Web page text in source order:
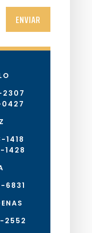
ENVIAR
2307
0427
1418
1428
6831
2552